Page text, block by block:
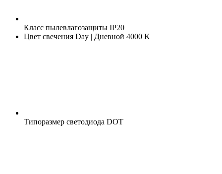
Класс пылевлагозащиты IP20
Цвет свечения Day | Дневной 4000 K
Типоразмер светодиода DOT